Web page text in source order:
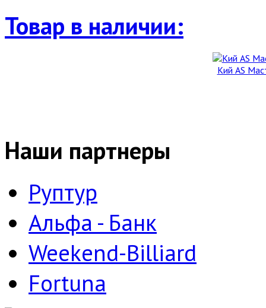
Товар в наличии:
Кий AS
Наши партнеры
Руптур
Альфа - Банк
Weekend-Billiard
Fortuna